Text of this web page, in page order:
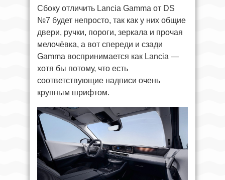
Сбоку отличить Lancia Gamma от DS
№7 будет непросто, так как у них общие
двери, ручки, пороги, зеркала и прочая
мелочёвка, а вот спереди и сзади
Gamma воспринимается как Lancia —
хотя бы потому, что есть
соответствующие надписи очень
крупным шрифтом.